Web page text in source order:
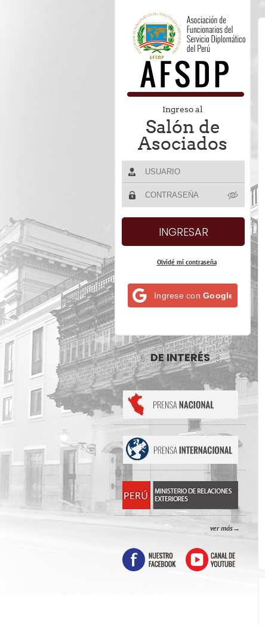
Ingreso al
Salón de
Asociados
Olvidé mi contraseña
Ingrese con Google
DE INTERÉS
ver más